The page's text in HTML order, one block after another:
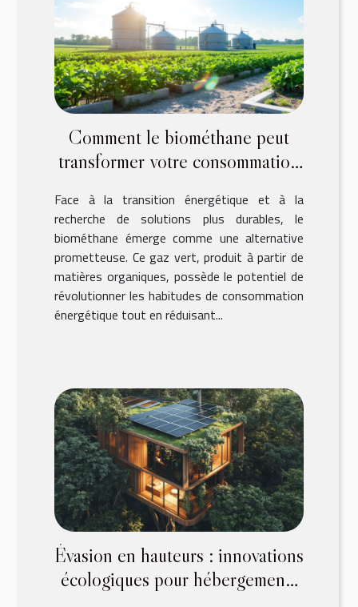
Comment le biométhane peut
transformer votre consommation
Face à la transition énergétique et à la
recherche de solutions plus durables, le
biométhane émerge comme une alternative
prometteuse. Ce gaz vert, produit à partir de
matières organiques, possède le potentiel de
révolutionner les habitudes de consommation
énergétique tout en réduisant...
Évasion en hauteurs : innovations
écologiques pour hébergements